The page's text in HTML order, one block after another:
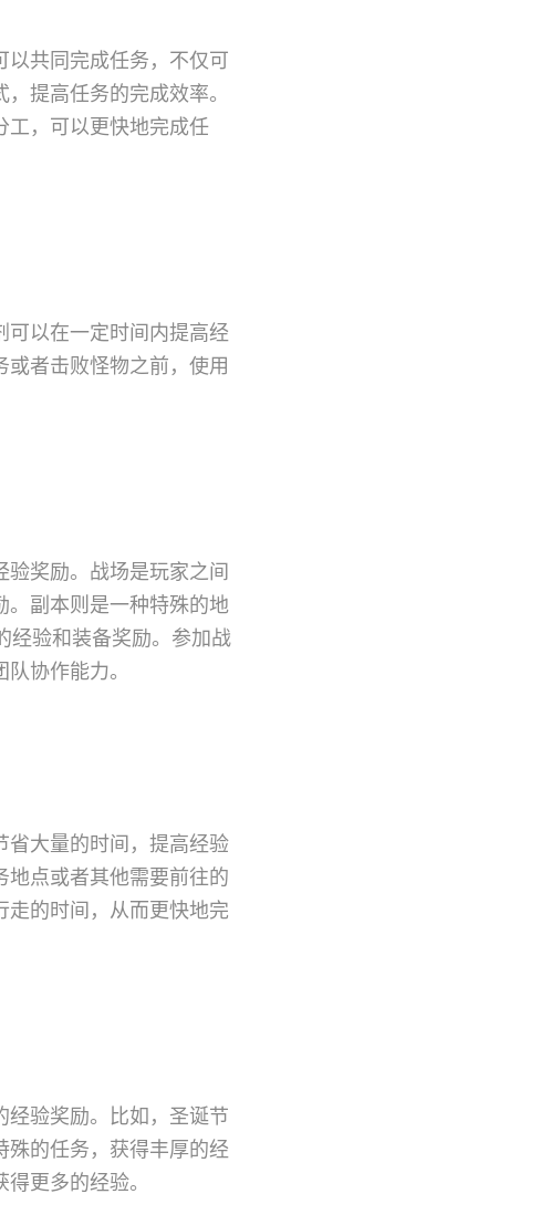
以共同完成任务，不仅可
提高任务的完成效率。
工，可以更快地完成任
可以在一定时间内提高经
者击败怪物之前，使用
验奖励。战场是玩家之间
。副本则是一种特殊的地
经验和装备奖励。参加战
协作能力。
省大量的时间，提高经验
地点或者其他需要前往的
的时间，从而更快地完
经验奖励。比如，圣诞节
的任务，获得丰厚的经
更多的经验。